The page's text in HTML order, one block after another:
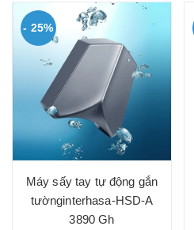
- 25%
Máy sấy tay tự động gắn
tườnginterhasa-HSD-A
3890 Gh